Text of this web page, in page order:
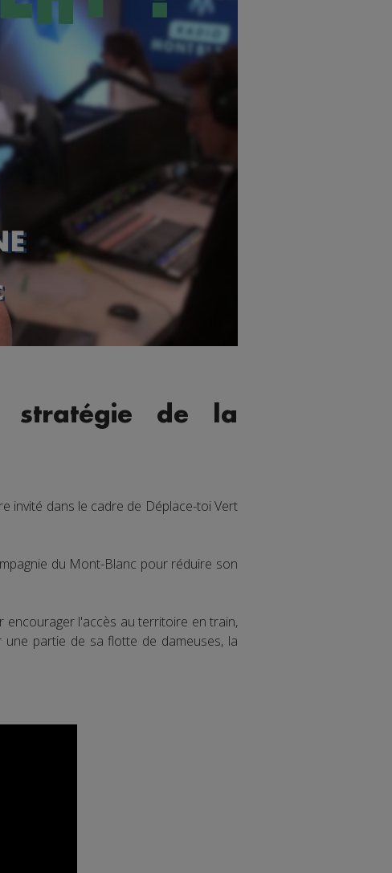
de la
invité dans le cadre de Déplace-toi Vert
du Mont-Blanc pour réduire son
encourager l'accès au territoire en train,
partie de sa flotte de dameuses, la